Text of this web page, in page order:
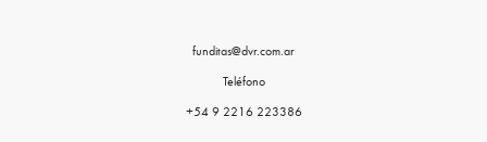
funditas@dvr.com.ar
Teléfono
+54 9 2216 223386